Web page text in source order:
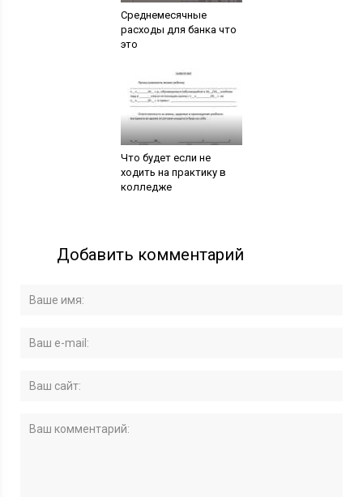
Среднемесячные
расходы для банка что
это
Что будет если не
ходить на практику в
колледже
Добавить комментарий